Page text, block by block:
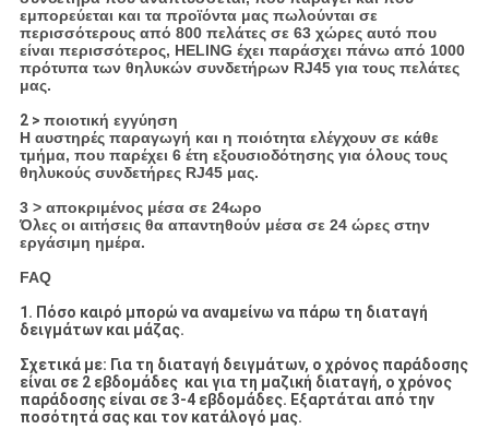
εμπορεύεται και τα προϊόντα μας πωλούνται σε
περισσότερους από 800 πελάτες σε 63 χώρες αυτό που
είναι περισσότερος, HELING έχει παράσχει πάνω από 1000
πρότυπα των θηλυκών συνδετήρων RJ45 για τους πελάτες
μας.
2 > ποιοτική εγγύηση
Η αυστηρές παραγωγή και η ποιότητα ελέγχουν σε κάθε
τμήμα, που παρέχει 6 έτη εξουσιοδότησης για όλους τους
θηλυκούς συνδετήρες RJ45 μας.
3 > αποκριμένος μέσα σε 24ωρο
Όλες οι αιτήσεις θα απαντηθούν μέσα σε 24 ώρες στην
εργάσιμη ημέρα.
FAQ
1. Πόσο καιρό μπορώ να αναμείνω να πάρω τη διαταγή
δειγμάτων και μάζας.
Σχετικά με: Για τη διαταγή δειγμάτων, ο χρόνος παράδοσης
είναι σε 2 εβδομάδες και για τη μαζική διαταγή, ο χρόνος
παράδοσης είναι σε 3-4 εβδομάδες. Εξαρτάται από την
ποσότητά σας και τον κατάλογό μας.